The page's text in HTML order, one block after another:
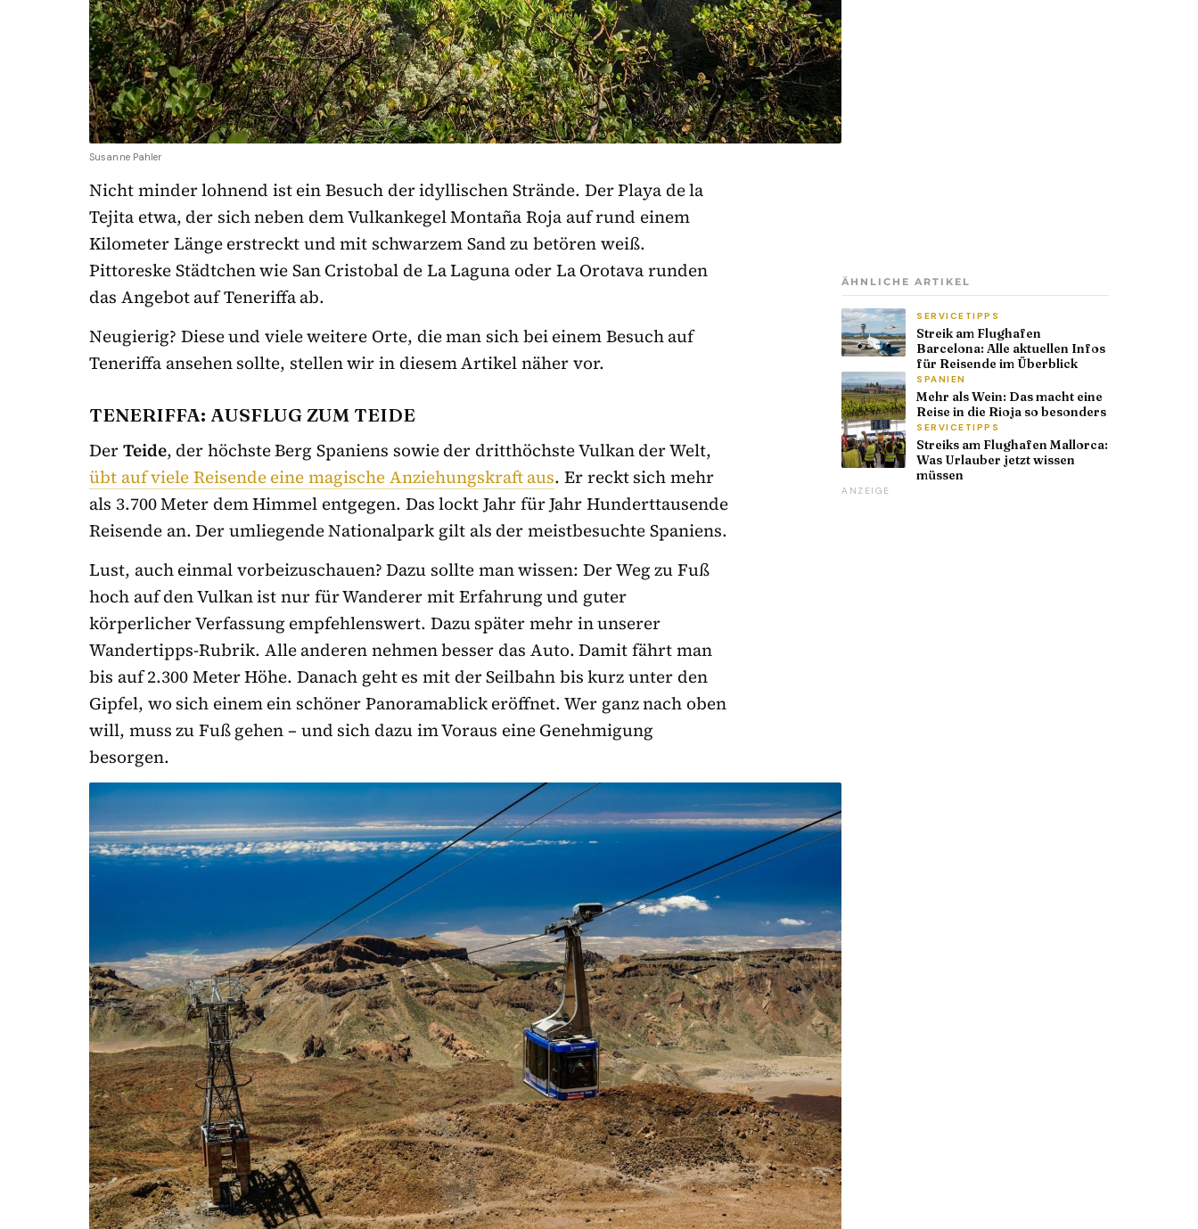
Susanne Pahler
Nicht minder lohnend ist ein Besuch der idyllischen Strände. Der Playa de la
Tejita etwa, der sich neben dem Vulkankegel Montaña Roja auf rund einem
Kilometer Länge erstreckt und mit schwarzem Sand zu betören weiß.
Pittoreske Städtchen wie San Cristobal de La Laguna oder La Orotava runden
das Angebot auf Teneriffa ab.
Neugierig? Diese und viele weitere Orte, die man sich bei einem Besuch auf
Teneriffa ansehen sollte, stellen wir in diesem Artikel näher vor.
TENERIFFA: AUSFLUG ZUM TEIDE
DerTeide, der höchste Berg Spaniens sowie der dritthöchste Vulkan der Welt,
übt auf viele Reisende eine magische Anziehungskraft aus. Er reckt sich mehr
als 3.700 Meter dem Himmel entgegen. Das lockt Jahr für Jahr Hunderttausende
Reisende an. Der umliegende Nationalpark gilt als der meistbesuchte Spaniens.
Lust, auch einmal vorbeizuschauen? Dazu sollte man wissen: Der Weg zu Fuß
hoch auf den Vulkan ist nur für Wanderer mit Erfahrung und guter
körperlicher Verfassung empfehlenswert. Dazu später mehr in unserer
Wandertipps-Rubrik. Alle anderen nehmen besser das Auto. Damit fährt man
bis auf 2.300 Meter Höhe. Danach geht es mit der Seilbahn bis kurz unter den
Gipfel, wo sich einem ein schöner Panoramablick eröffnet. Wer ganz nach oben
will, muss zu Fuß gehen – und sich dazuim Voraus eine Genehmigung
besorgen.
ÄHNLICHE ARTIKEL
SERVICETIPPS
Streik am Flughafen
Barcelona: Alle aktuellen Infos
für Reisende im Überblick
SPANIEN
Mehr als Wein: Das macht eine
Reise in die Rioja so besonders
SERVICETIPPS
Streiks am Flughafen Mallorca:
Was Urlauber jetzt wissen
müssen
ANZEIGE